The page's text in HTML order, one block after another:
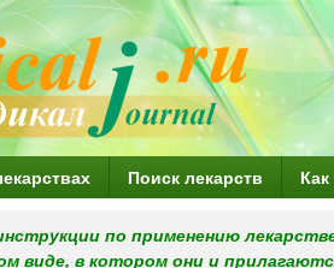
Поиск лекарств
по применению
виде, в котором они и